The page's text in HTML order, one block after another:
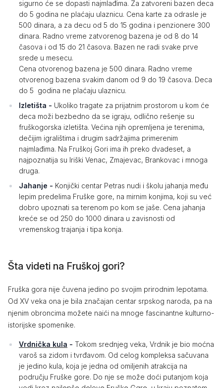
sigurno će se dopasti najmlađima. Za zatvoreni bazen deca
do 5 godina ne plaćaju ulaznicu. Cena karte za odrasle je
500 dinara, a za decu od 5 do 15 godina i penzionere 300
dinara. Radno vreme zatvorenog bazena je od 8 do 14
časova i od 15 do 21 časova. Bazen ne radi svake prve
srede u mesecu.
Cena otvorenog bazena je 500 dinara. Radno vreme
otvorenog bazena svakim danom od 9 do 19 časova. Deca
do 5 godina ne plaćaju ulaznicu.
Izletišta - Ukoliko tragate za prijatnim prostorom u kom će
deca moži bezbedno da se igraju, odlično rešenje su
fruškogorska izletišta. Većina njih opremljena je terenima,
dečijim igralištima i drugim sadržajima primerenim
najmlađima. Na Fruškoj Gori ima ih preko dvadeset, a
najpoznatija su Iriški Venac, Zmajevac, Brankovac i mnoga
druga.
Jahanje - Konjički centar Petras nudi i školu jahanja među
lepim predelima Fruške gore, na mirnim konjima, koji su već
dobro upoznati sa terenom po kom se jaše. Cena jahanja
kreće se od 250 do 1000 dinara u zavisnosti od
vremenskog trajanja i tipa konja.
Šta videti na Fruškoj gori?
Fruška gora nije čuvena jedino po svojim prirodnim lepotama.
Od XV veka ona je bila značajan centar srpskog naroda, pa na
njenim obroncima možete naići na mnoge fascinantne kulturno-
istorijske spomenike.
Vrdnička kula - Tokom srednjeg veka, Vrdnik je bio moćna
varoš sa zidom i tvrđavom. Od celog kompleksa sačuvana
je jedino kula, koja je jedna od omiljenih atrakcija na
području Fruške gore. Do nje se može doći putanjom koja